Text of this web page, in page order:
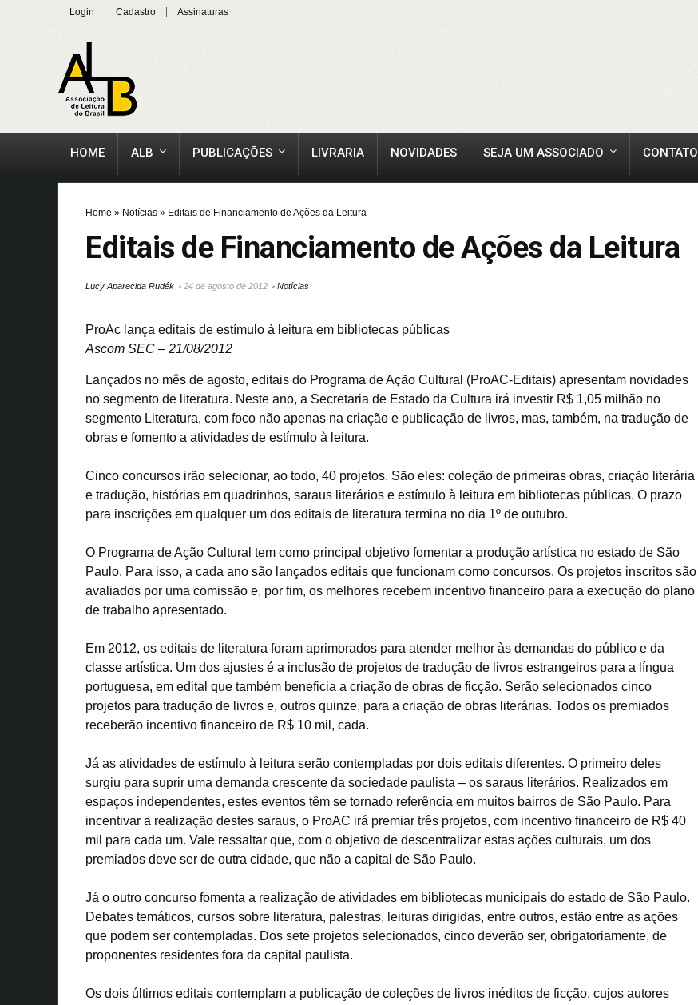
Login Cadastro Assinaturas
HOME ALB PUBLICAÇÕES LIVRARIA NOVIDADES SEJA UM ASSOCIADO CONTATO
Home » Notícias » Editais de Financiamento de Ações da Leitura
Editais de Financiamento de Ações da Leitura
Lucy Aparecida Rudék 24 de agosto de 2012 Notícias
ProAc lança editais de estímulo à leitura em bibliotecas públicas
Ascom SEC – 21/08/2012
Lançados no mês de agosto, editais do Programa de Ação Cultural (ProAC-Editais) apresentam novidades
no segmento de literatura. Neste ano, a Secretaria de Estado da Cultura irá investir R$ 1,05 milhão no
segmento Literatura, com foco não apenas na criação e publicação de livros, mas, também, na tradução de
obras e fomento a atividades de estímulo à leitura.
Cinco concursos irão selecionar, ao todo, 40 projetos. São eles: coleção de primeiras obras, criação literária
e tradução, histórias em quadrinhos, saraus literários e estímulo à leitura em bibliotecas públicas. O prazo
para inscrições em qualquer um dos editais de literatura termina no dia 1º de outubro.
O Programa de Ação Cultural tem como principal objetivo fomentar a produção artística no estado de São
Paulo. Para isso, a cada ano são lançados editais que funcionam como concursos. Os projetos inscritos são
avaliados por uma comissão e, por fim, os melhores recebem incentivo financeiro para a execução do plano
de trabalho apresentado.
Em 2012, os editais de literatura foram aprimorados para atender melhor às demandas do público e da
classe artística. Um dos ajustes é a inclusão de projetos de tradução de livros estrangeiros para a língua
portuguesa, em edital que também beneficia a criação de obras de ficção. Serão selecionados cinco
projetos para tradução de livros e, outros quinze, para a criação de obras literárias. Todos os premiados
receberão incentivo financeiro de R$ 10 mil, cada.
Já as atividades de estímulo à leitura serão contempladas por dois editais diferentes. O primeiro deles
surgiu para suprir uma demanda crescente da sociedade paulista – os saraus literários. Realizados em
espaços independentes, estes eventos têm se tornado referência em muitos bairros de São Paulo. Para
incentivar a realização destes saraus, o ProAC irá premiar três projetos, com incentivo financeiro de R$ 40
mil para cada um. Vale ressaltar que, com o objetivo de descentralizar estas ações culturais, um dos
premiados deve ser de outra cidade, que não a capital de São Paulo.
Já o outro concurso fomenta a realização de atividades em bibliotecas municipais do estado de São Paulo.
Debates temáticos, cursos sobre literatura, palestras, leituras dirigidas, entre outros, estão entre as ações
que podem ser contempladas. Dos sete projetos selecionados, cinco deverão ser, obrigatoriamente, de
proponentes residentes fora da capital paulista.
Os dois últimos editais contemplam a publicação de coleções de livros inéditos de ficção, cujos autores